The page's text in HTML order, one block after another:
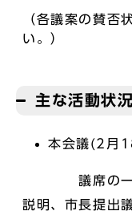
（各議案の賛否
い。）
主な活動状況
本会議(2月
議席の一部
説明、市長提出